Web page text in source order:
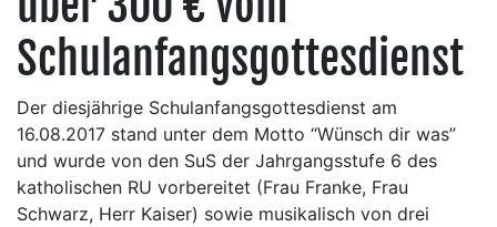
Schulanfangsgottesdienst
Der diesjährige Schulanfangsgottesdienst am
16.08.2017 stand unter dem Motto “Wünsch dir was”
und wurde von den SuS der Jahrgangsstufe 6 des
katholischen RU vorbereitet (Frau Franke, Frau
Schwarz, Herr Kaiser) sowie musikalisch von drei